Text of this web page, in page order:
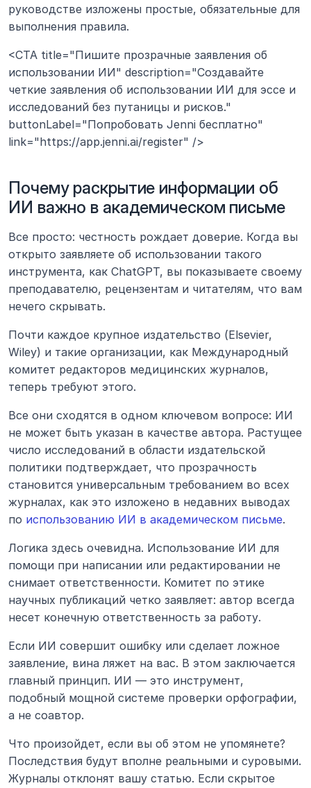
руководстве изложены простые, обязательные для
выполнения правила.
<CTA title="Пишите прозрачные заявления об
использовании ИИ" description="Создавайте
четкие заявления об использовании ИИ для эссе и
исследований без путаницы и рисков."
buttonLabel="Попробовать Jenni бесплатно"
link="https://app.jenni.ai/register" />
Почему раскрытие информации об
ИИ важно в академическом письме
Все просто: честность рождает доверие. Когда вы
открыто заявляете об использовании такого
инструмента, как ChatGPT, вы показываете своему
преподавателю, рецензентам и читателям, что вам
нечего скрывать.
Почти каждое крупное издательство (Elsevier,
Wiley) и такие организации, как Международный
комитет редакторов медицинских журналов,
теперь требуют этого.
Все они сходятся в одном ключевом вопросе: ИИ
не может быть указан в качестве автора. Растущее
число исследований в области издательской
политики подтверждает, что прозрачность
становится универсальным требованием во всех
журналах, как это изложено в недавних выводах
по использованию ИИ в академическом письме.
Логика здесь очевидна. Использование ИИ для
помощи при написании или редактировании не
снимает ответственности. Комитет по этике
научных публикаций четко заявляет: автор всегда
несет конечную ответственность за работу.
Если ИИ совершит ошибку или сделает ложное
заявление, вина ляжет на вас. В этом заключается
главный принцип. ИИ — это инструмент,
подобный мощной системе проверки орфографии,
а не соавтор.
Что произойдет, если вы об этом не упомянете?
Последствия будут вполне реальными и суровыми.
Журналы отклонят вашу статью. Если скрытое